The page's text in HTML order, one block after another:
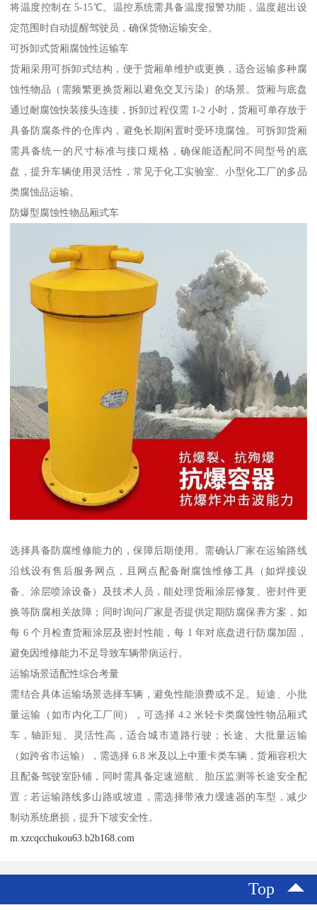
将温度控制在 5-15℃。温控系统需具备温度报警功能，温度超出设
定范围时自动提醒驾驶员，确保货物运输安全。​
可拆卸式货厢腐蚀性运输车​
货厢采用可拆卸式结构，便于货厢单维护或更换，适合运输多种腐
蚀性物品（需频繁更换货厢以避免交叉污染）的场景。货厢与底盘
通过耐腐蚀快装接头连接，拆卸过程仅需 1-2 小时，货厢可单存放于
具备防腐条件的仓库内，避免长期闲置时受环境腐蚀。可拆卸货厢
需具备统一的尺寸标准与接口规格，确保能适配同不同型号的底
盘，提升车辆使用灵活性，常见于化工实验室、小型化工厂的多品
类腐蚀品运输。​
防爆型腐蚀性物品厢式车​
选择具备防腐维修能力的，保障后期使用。需确认厂家在运输路线
沿线设有售后服务网点，且网点配备耐腐蚀维修工具（如焊接设
备、涂层喷涂设备）及技术人员，能处理货厢涂层修复、密封件更
换等防腐相关故障；同时询问厂家是否提供定期防腐保养方案，如
每 6 个月检查货厢涂层及密封性能，每 1 年对底盘进行防腐加固，
避免因维修能力不足导致车辆带病运行。​
运输场景适配性综合考量​
需结合具体运输场景选择车辆，避免性能浪费或不足。短途、小批
量运输（如市内化工厂间），可选择 4.2 米轻卡类腐蚀性物品厢式
车，轴距短、灵活性高，适合城市道路行驶；长途、大批量运输
（如跨省市运输），需选择 6.8 米及以上中重卡类车辆，货厢容积大
且配备驾驶室卧铺，同时需具备定速巡航、胎压监测等长途安全配
置；若运输路线多山路或坡道，需选择带液力缓速器的车型，减少
制动系统磨损，提升下坡安全性。​
m.xzcqcchukou63.b2b168.com
Top